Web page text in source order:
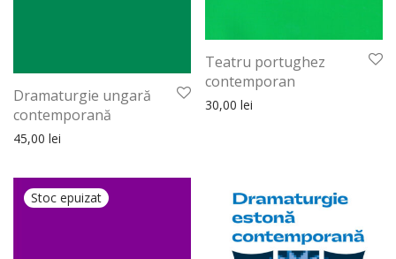
Dramaturgie ungară
contemporană
45,00 lei
Teatru portughez
contemporan
30,00 lei